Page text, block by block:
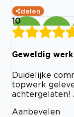
delen
10
Geweldig
Duidelijke
topwerk
achtergelaten!
Aanbevelen